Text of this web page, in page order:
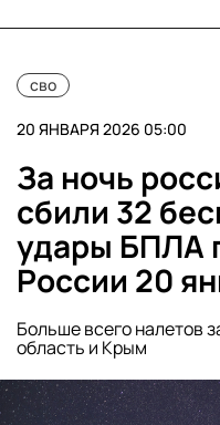
сво
20 ЯНВАРЯ 2026 05:00
За ночь
сбили 32
удары БПЛА
России 20
Больше всего налетов
область и Крым